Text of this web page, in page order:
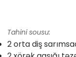
Tahini sousu:
2 orta diş